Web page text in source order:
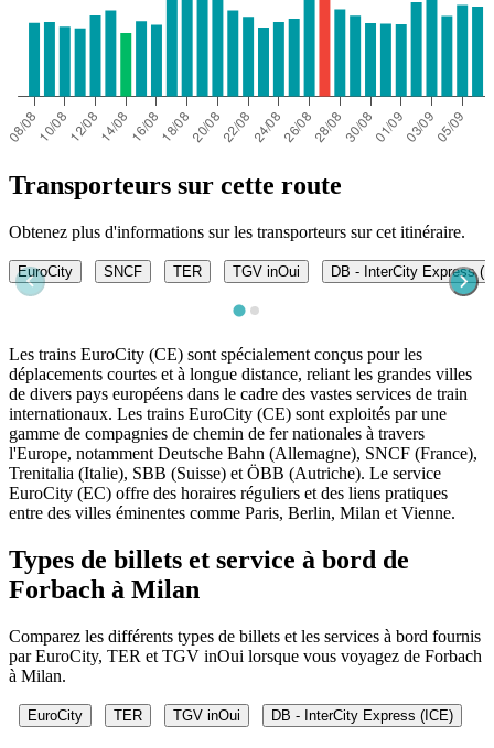
Transporteurs sur cette route
Obtenez plus d'informations sur les transporteurs sur cet itinéraire.
EuroCity SNCF TER TGV inOui DB - InterCity Express
Les trains EuroCity (CE) sont spécialement conçus pour les
déplacements courtes et à longue distance, reliant les grandes villes
de divers pays européens dans le cadre des vastes services de train
internationaux. Les trains EuroCity (CE) sont exploités par une
gamme de compagnies de chemin de fer nationales à travers
l'Europe, notamment Deutsche Bahn (Allemagne), SNCF (France),
Trenitalia (Italie), SBB (Suisse) et ÖBB (Autriche). Le service
EuroCity (EC) offre des horaires réguliers et des liens pratiques
entre des villes éminentes comme Paris, Berlin, Milan et Vienne.
Types de billets et service à bord de
Forbach à Milan
Comparez les différents types de billets et les services à bord fournis
par EuroCity, TER et TGV inOui lorsque vous voyagez de Forbach
à Milan.
EuroCity TER TGV inOui DB - InterCity Express (ICE)